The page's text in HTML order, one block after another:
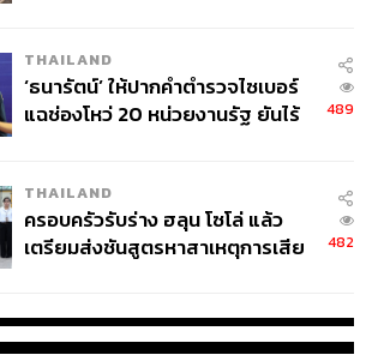
จ่ายหนี้-แอบระบุแบรนด์
THAILAND
‘ธนารัตน์’ ให้ปากคำตำรวจไซเบอร์
แฉช่องโหว่ 20 หน่วยงานรัฐ ยันไร้
489
THAILAND
ครอบครัวรับร่าง ฮลุน โซโล่ แล้ว
เตรียมส่งชันสูตรหาสาเหตุการเสีย
482